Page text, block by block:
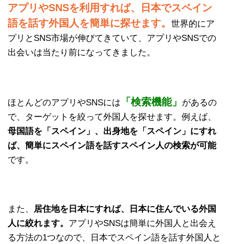
アプリやSNSを利用すれば、日本でスペイン
語を話す外国人を簡単に探せます。 世界的にア
プリとSNS市場が伸びてきていて、アプリやSNSでの
出会いは当たり前になってきました。
ほとんどのアプリやSNSには 「検索機能」
があるの
で、ターゲットを絞って外国人を探せます。例えば、
母国語を「スペイン」、出身地を「スペイン」にすれ
ば、簡単にスペイン語を話すスペイン人の検索が可能
です。
また、 居住地を日本にすれば、日本に住んでいる外国
人に絞れます。 アプリやSNSは簡単に外国人と出会え
る方法の1つなので、日本でスペイン語を話す外国人と